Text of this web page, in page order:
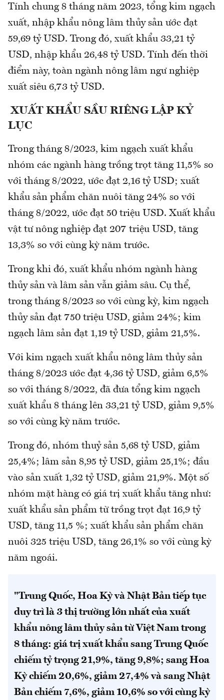
Tính chung 8 tháng năm 2023, tổng kim ngạch
xuất, nhập khẩu nông lâm thủy sản ước đạt
59,69 tỷ USD. Trong đó, xuất khẩu 33,21 tỷ
USD, nhập khẩu 26,48 tỷ USD. Tính đến thời
điểm này, toàn ngành nông lâm ngư nghiệp
xuất siêu 6,73 tỷ USD.
XUẤT KHẨU SẦU RIÊNG LẬP KỶ
LỤC
Trong tháng 8/2023, kim ngạch xuất khẩu
nhóm các ngành hàng trồng trọt tăng 11,5% so
với tháng 8/2022, ước đạt 2,16 tỷ USD; xuất
khẩu sản phẩm chăn nuôi tăng 24% so với
tháng 8/2022, ước đạt 50 triệu USD. Xuất khẩu
vật tư nông nghiệp đạt 207 triệu USD, tăng
13,3% so với cùng kỳ năm trước.
Trong khi đó, xuất khẩu nhóm ngành hàng
thủy sản và lâm sản vẫn giảm sâu. Cụ thể,
trong tháng 8/2023 so với cùng kỳ, kim ngạch
thủy sản đạt 750 triệu USD, giảm 24%; kim
ngạch lâm sản đạt 1,19 tỷ USD, giảm 21,5%.
Với kim ngạch xuất khẩu nông lâm thủy sản
tháng 8/2023 ước đạt 4,36 tỷ USD, giảm 6,5%
so với tháng 8/2022, đã đưa tổng kim ngạch
xuất khẩu 8 tháng lên 33,21 tỷ USD, giảm 9,5%
so với cùng kỳ năm trước.
Trong đó, nhóm thuỷ sản 5,68 tỷ USD, giảm
25,4%; lâm sản 8,95 tỷ USD, giảm 25,1%; đầu
vào sản xuất 1,32 tỷ USD, giảm 21,9%. Một số
nhóm mặt hàng có giá trị xuất khẩu tăng như:
xuất khẩu sản phẩm từ trồng trọt đạt 16,9 tỷ
USD, tăng 11,5 %; xuất khẩu sản phẩm chăn
nuôi 325 triệu USD, tăng 26,1% so với cùng kỳ
năm ngoái.
"Trung Quốc, Hoa Kỳ và Nhật Bản tiếp tục
duy trì là 3 thị trường lớn nhất của xuất
khẩu nông lâm thủy sản từ Việt Nam trong
8 tháng: giá trị xuất khẩu sang Trung Quốc
chiếm tỷ trọng 21,9%, tăng 9,8%; sang Hoa
Kỳ chiếm 20,6%, giảm 27,4% và sang Nhật
Bản chiếm 7,6%, giảm 10,6% so với cùng kỳ